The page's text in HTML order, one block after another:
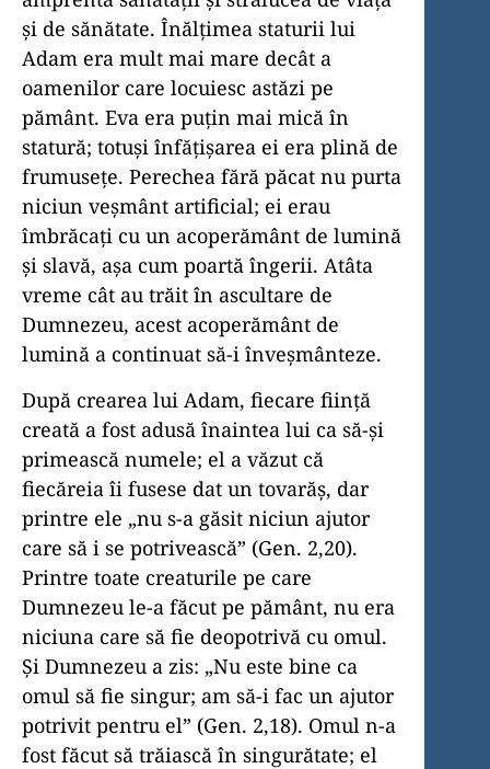
și de sănătate. Înălțimea staturii lui
Adam era mult mai mare decât a
oamenilor care locuiesc astăzi pe
pământ. Eva era puțin mai mică în
statură; totuși înfățișarea ei era plină de
frumusețe. Perechea fără păcat nu purta
niciun veșmânt artificial; ei erau
îmbrăcați cu un acoperământ de lumină
și slavă, așa cum poartă îngerii. Atâta
vreme cât au trăit în ascultare de
Dumnezeu, acest acoperământ de
lumină a continuat să-i înveșmânteze.
După crearea lui Adam, fiecare ființă
creată a fost adusă înaintea lui ca să-și
primească numele; el a văzut că
fiecăreia îi fusese dat un tovarăș, dar
printre ele „nu s-a găsit niciun ajutor
care să i se potrivească” (Gen. 2,20).
Printre toate creaturile pe care
Dumnezeu le-a făcut pe pământ, nu era
niciuna care să fie deopotrivă cu omul.
Și Dumnezeu a zis: „Nu este bine ca
omul să fie singur; am să-i fac un ajutor
potrivit pentru el” (Gen. 2,18). Omul n-a
fost făcut să trăiască în singurătate; el